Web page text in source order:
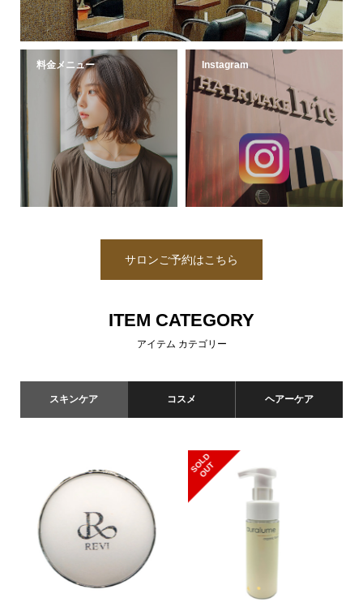
料金メニュー Instagram
サロンご予約はこちら
ITEM CATEGORY
アイテム カテゴリー
スキンケア コスメ ヘアーケア
S
O
L
D
O
U
T